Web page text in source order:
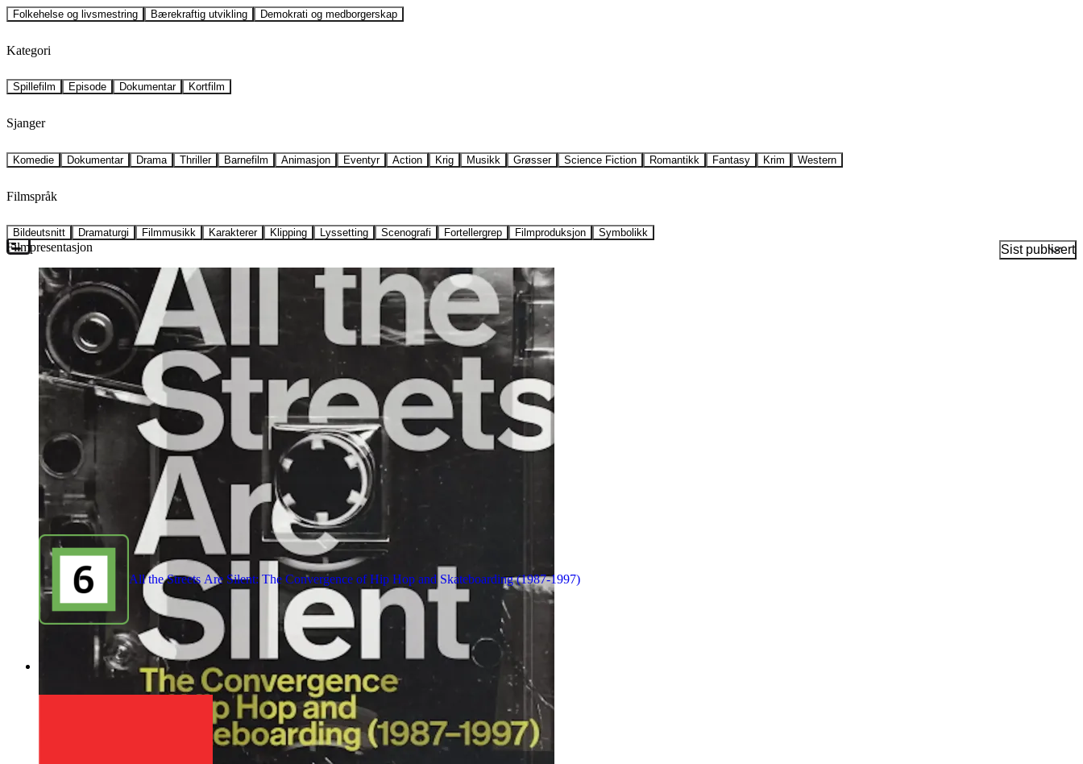
Folkehelse og livsmestring Bærekraftig utvikling Demokrati og medborgerskap
Kategori
Spillefilm Episode Dokumentar Kortfilm
Sjanger
Komedie Dokumentar Drama Thriller Barnefilm Animasjon Eventyr Action Krig Musikk Grøsser Science Fiction Romantikk Fantasy Krim Western
Filmspråk
Bildeutsnitt Dramaturgi Filmmusikk Karakterer Klipping Lyssetting Scenografi Fortellergrep Filmproduksjon Symbolikk
Sist publisert
Filmpresentasjon
All the Streets Are Silent: The Convergence of Hip Hop and Skateboarding (1987-1997)